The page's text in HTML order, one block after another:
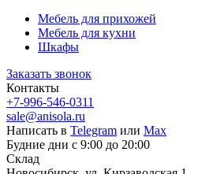
Мебель для прихожей
Мебель для кухни
Шкафы
Заказать звонок
Контакты
+7-996-546-0311
sale@anisola.ru
Написать в Telegram или Max
Будние дни с 9:00 до 20:00
Склад